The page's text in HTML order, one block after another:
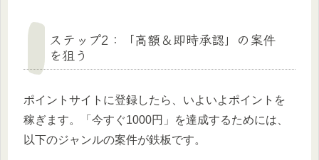
ステップ2：「高額＆即時承認」の案件
を狙う
ポイントサイトに登録したら、いよいよポイントを
稼ぎます。「今すぐ1000円」を達成するためには、
以下のジャンルの案件が鉄板です。